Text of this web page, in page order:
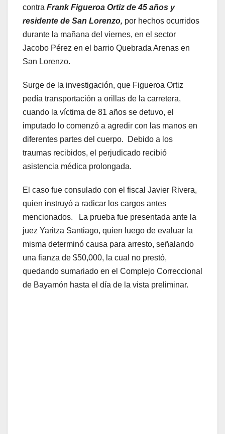
contra Frank Figueroa Ortiz de 45 años y
residente de San Lorenzo, por hechos ocurridos
durante la mañana del viernes, en el sector
Jacobo Pérez en el barrio Quebrada Arenas en
San Lorenzo.
Surge de la investigación, que Figueroa Ortiz
pedía transportación a orillas de la carretera,
cuando la víctima de 81 años se detuvo, el
imputado lo comenzó a agredir con las manos en
diferentes partes del cuerpo. Debido a los
traumas recibidos, el perjudicado recibió
asistencia médica prolongada.
El caso fue consulado con el fiscal Javier Rivera,
quien instruyó a radicar los cargos antes
mencionados. La prueba fue presentada ante la
juez Yaritza Santiago, quien luego de evaluar la
misma determinó causa para arresto, señalando
una fianza de $50,000, la cual no prestó,
quedando sumariado en el Complejo Correccional
de Bayamón hasta el día de la vista preliminar.